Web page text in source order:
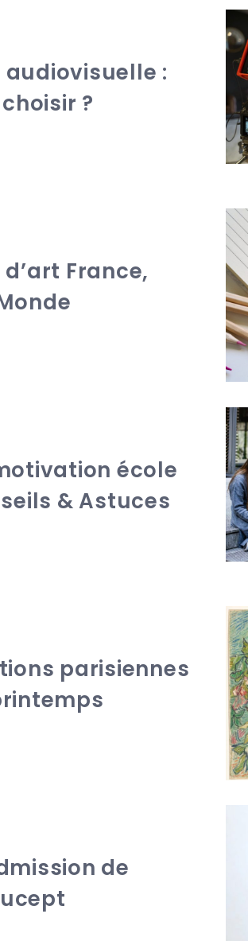
:
?
France,
école
& Astuces
parisiennes
de